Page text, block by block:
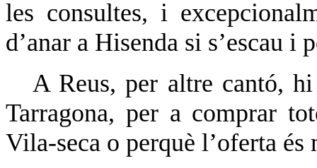
les consultes, i
d’anar a Hisenda si s’escau i
A Reus, per altre cantó,
Tarragona, per a comprar
Vila-seca o perquè l’oferta és